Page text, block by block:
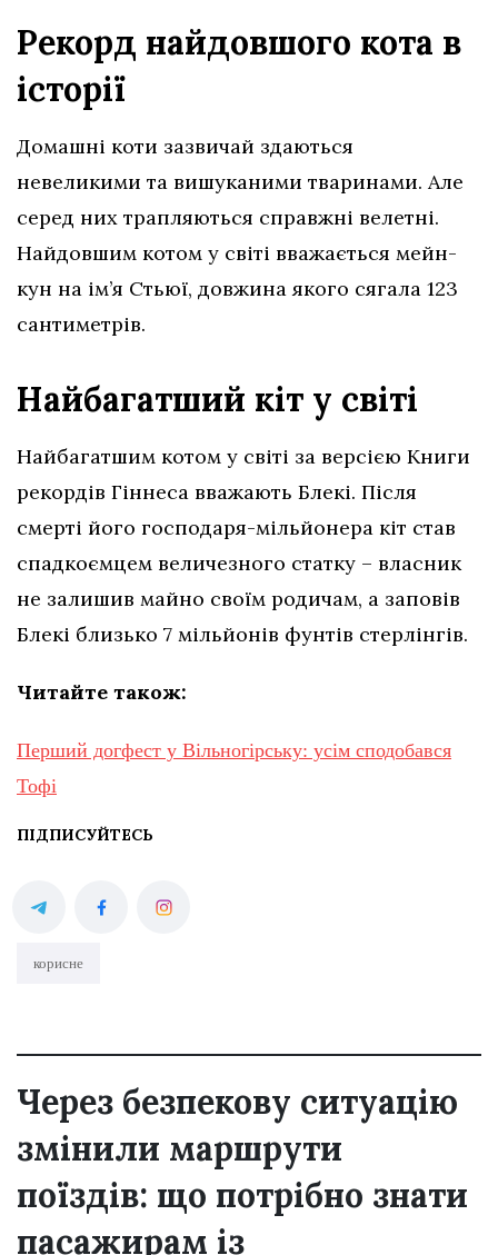
Рекорд найдовшого кота в
історії
Домашні коти зазвичай здаються
невеликими та вишуканими тваринами. Але
серед них трапляються справжні велетні.
Найдовшим котом у світі вважається мейн-
кун на ім’я Стьюї, довжина якого сягала 123
сантиметрів.
Найбагатший кіт у світі
Найбагатшим котом у світі за версією Книги
рекордів Гіннеса вважають Блекі. Після
смерті його господаря-мільйонера кіт став
спадкоємцем величезного статку – власник
не залишив майно своїм родичам, а заповів
Блекі близько 7 мільйонів фунтів стерлінгів.
Читайте також:
Перший догфест у Вільногірську: усім сподобався
Тофі
ПІДПИСУЙТЕСЬ
корисне
Через безпекову ситуацію
змінили маршрути
поїздів: що потрібно знати
пасажирам із